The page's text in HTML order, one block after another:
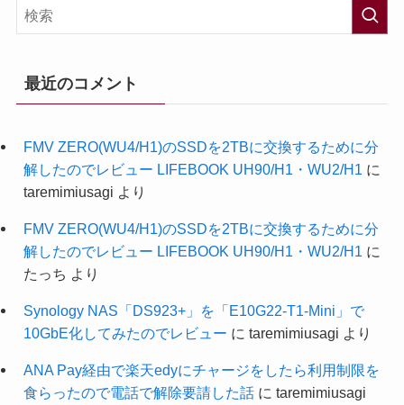
最近のコメント
FMV ZERO(WU4/H1)のSSDを2TBに交換するために分
解したのでレビュー LIFEBOOK UH90/H1・WU2/H1 に
taremimiusagi より
FMV ZERO(WU4/H1)のSSDを2TBに交換するために分
解したのでレビュー LIFEBOOK UH90/H1・WU2/H1 に
たっち より
Synology NAS「DS923+」を「E10G22-T1-Mini」で
10GbE化してみたのでレビュー に taremimiusagi より
ANA Pay経由で楽天edyにチャージをしたら利用制限を
食らったので電話で解除要請した話に taremimiusagi